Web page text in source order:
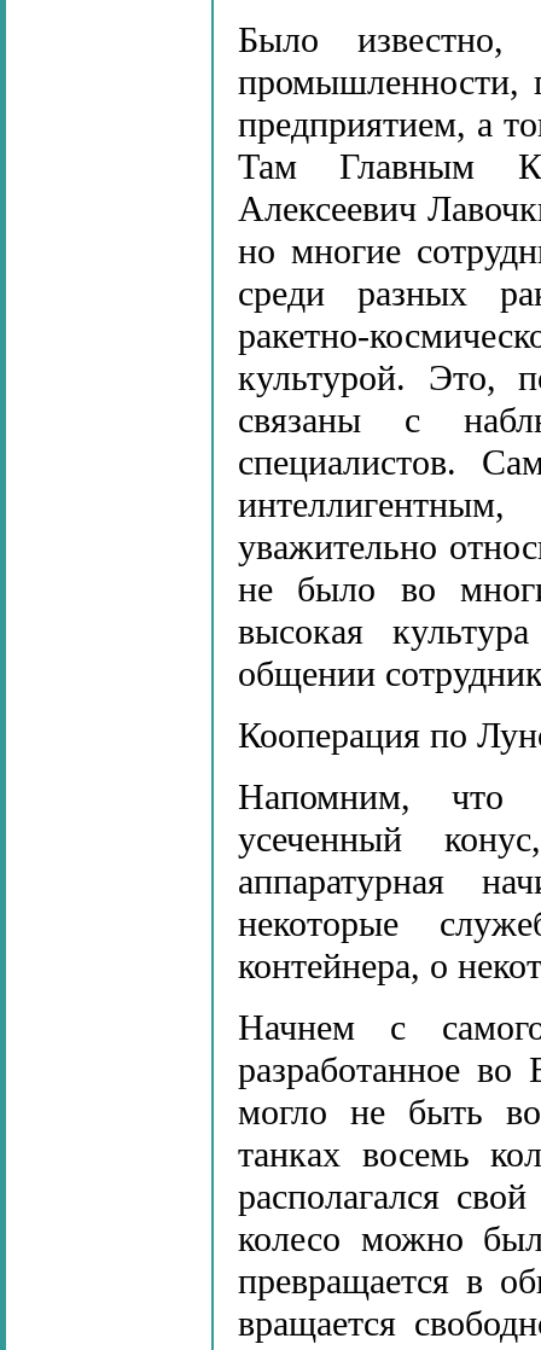
Было известно,
промышленности,
предприятием, а
Там Главным
Алексеевич
но многие
среди разных
ракетно-
культурой. Это,
связаны с
специалистов.
уважительно
не было во
высокая
общении
Кооперация по
Напомним, что
усеченный
аппаратурная
некоторые
контейнера, о
Начнем с
разработанное
могло не быть
танках восемь
располагался
колесо можно
превращается в
вращается